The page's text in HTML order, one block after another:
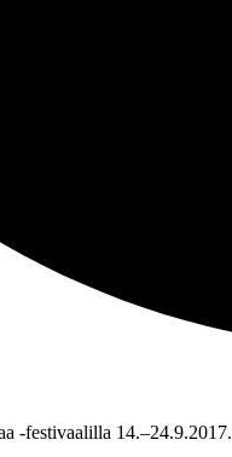
‑festivaalilla 14.–24.9.2017.